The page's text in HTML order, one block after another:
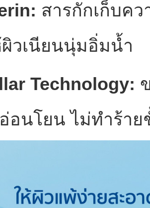
สารกักเก็บค
วเนียนนุ่มอิ่มน้ำ
Technology:
อนโยน ไม่ทำร้าย